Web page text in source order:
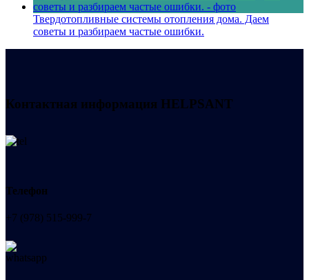
Твердотопливные системы отопления дома. Даем
советы и разбираем частые ошибки.
Контактная информация HELPSANT
Телефон
+7 (978) 515-999-7